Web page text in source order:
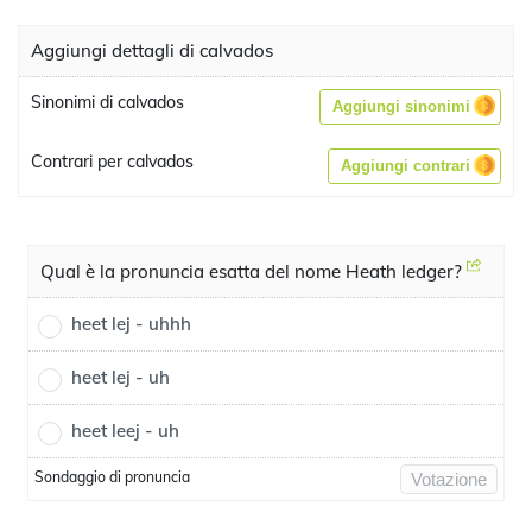
Aggiungi dettagli di calvados
Sinonimi di calvados Aggiungi sinonimi
Contrari per calvados Aggiungi contrari
Qual è la pronuncia esatta del nome Heath ledger?
heet lej - uhhh
heet lej - uh
heet leej - uh
Sondaggio di pronuncia Votazione